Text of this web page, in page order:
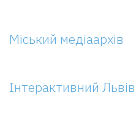
Міський медіаархів
Інтерактивний Львів